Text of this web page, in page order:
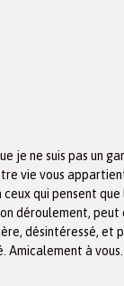
je ne suis pas un
vie vous
qui pensent
déroulement,
désintéressé, et
à vous.